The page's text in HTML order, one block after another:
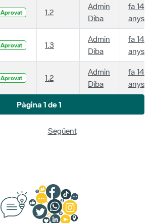
Aprovat 1.2
Admin
Diba
fa 14
anys
Aprovat 1.3
Admin
Diba
fa 14
anys
Aprovat 1.2
Admin
Diba
fa 14
anys
Pàgina 1 de 1
Següent